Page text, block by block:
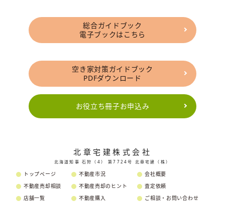
総合ガイドブック
電子ブックはこちら
空き家対策ガイドブック
PDFダウンロード
お役立ち冊子お申込み
北章宅建株式会社
北海道知事 石狩（4） 第7724号 北章宅建（株）
トップページ
不動産売却相談
店舗一覧
不動産市況
不動産売却のヒント
不動産購入
会社概要
査定依頼
ご相談・お問い合わせ